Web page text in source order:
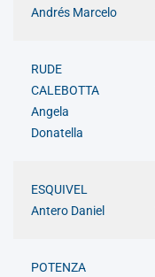
Andrés Marcelo
RUDE
CALEBOTTA
Angela
Donatella
ESQUIVEL
Antero Daniel
POTENZA